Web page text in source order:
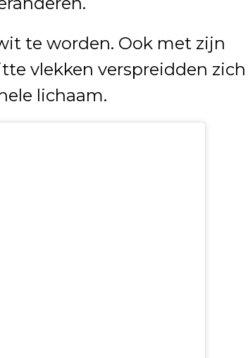
te worden. Ook met zijn
vlekken verspreidden zich
lichaam.